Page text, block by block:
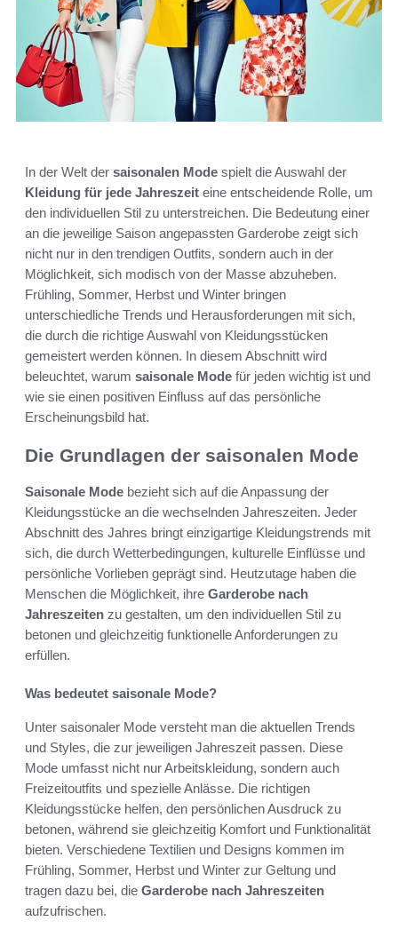
In der Welt der saisonalen Mode spielt die Auswahl der
Kleidung für jede Jahreszeit eine entscheidende Rolle, um
den individuellen Stil zu unterstreichen. Die Bedeutung einer
an die jeweilige Saison angepassten Garderobe zeigt sich
nicht nur in den trendigen Outfits, sondern auch in der
Möglichkeit, sich modisch von der Masse abzuheben.
Frühling, Sommer, Herbst und Winter bringen
unterschiedliche Trends und Herausforderungen mit sich,
die durch die richtige Auswahl von Kleidungsstücken
gemeistert werden können. In diesem Abschnitt wird
beleuchtet, warum saisonale Mode für jeden wichtig ist und
wie sie einen positiven Einfluss auf das persönliche
Erscheinungsbild hat.
Die Grundlagen der saisonalen Mode
Saisonale Mode bezieht sich auf die Anpassung der
Kleidungsstücke an die wechselnden Jahreszeiten. Jeder
Abschnitt des Jahres bringt einzigartige Kleidungstrends mit
sich, die durch Wetterbedingungen, kulturelle Einflüsse und
persönliche Vorlieben geprägt sind. Heutzutage haben die
Menschen die Möglichkeit, ihre Garderobe nach
Jahreszeiten zu gestalten, um den individuellen Stil zu
betonen und gleichzeitig funktionelle Anforderungen zu
erfüllen.
Was bedeutet saisonale Mode?
Unter saisonaler Mode versteht man die aktuellen Trends
und Styles, die zur jeweiligen Jahreszeit passen. Diese
Mode umfasst nicht nur Arbeitskleidung, sondern auch
Freizeitoutfits und spezielle Anlässe. Die richtigen
Kleidungsstücke helfen, den persönlichen Ausdruck zu
betonen, während sie gleichzeitig Komfort und Funktionalität
bieten. Verschiedene Textilien und Designs kommen im
Frühling, Sommer, Herbst und Winter zur Geltung und
tragen dazu bei, die Garderobe nach Jahreszeiten
aufzufrischen.